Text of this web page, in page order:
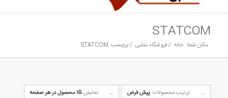
STATCOM
مکان شما: خانه /فروشگاه متلبی /برچسب: STATCOM
ترتیب محصولات: پیش فرض نمایش15 محصول در هر صفحه